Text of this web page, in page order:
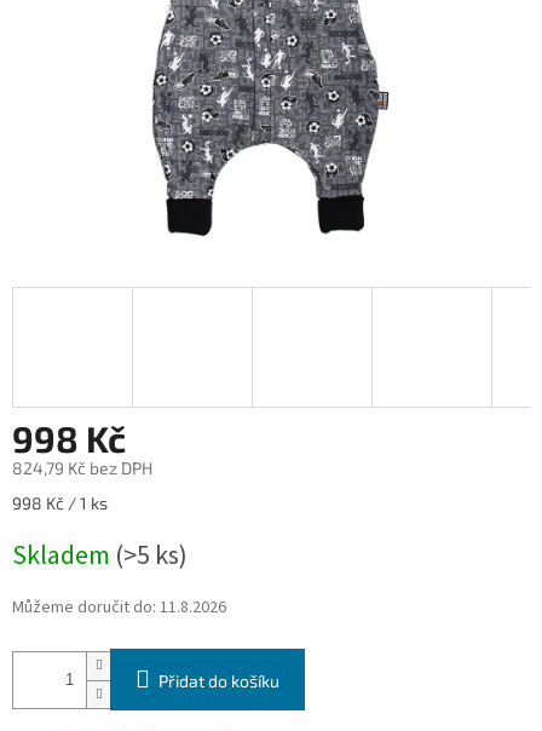
998 Kč
824,79 Kč bez DPH
Měrná
998 Kč / 1 ks
Skladem (>5 ks)
Můžeme doručit do: 11.8.2026
Přidat do košíku